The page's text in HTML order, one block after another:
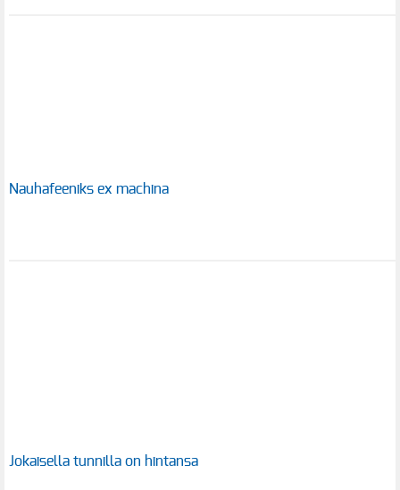
Nauhafeeniks ex machina
Jokaisella tunnilla on hintansa